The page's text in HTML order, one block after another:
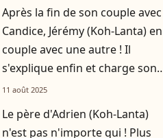
Après la fin de son couple avec
Candice, Jérémy (Koh-Lanta) en
couple avec une autre ! Il
s'explique enfin et charge son
ex
11 août 2025
Le père d'Adrien (Koh-Lanta)
n'est pas n'importe qui ! Plus